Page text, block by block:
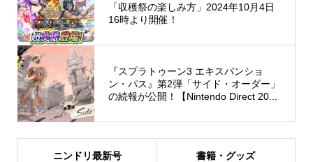
「収穫祭の楽しみ方」2024年10月4日
16時より開催！
『スプラトゥーン3 エキスパンショ
ン・パス』第2弾「サイド・オーダー」
の続報が公開！【Nintendo Direct 20...
ニンドリ最新号 書籍・グッズ